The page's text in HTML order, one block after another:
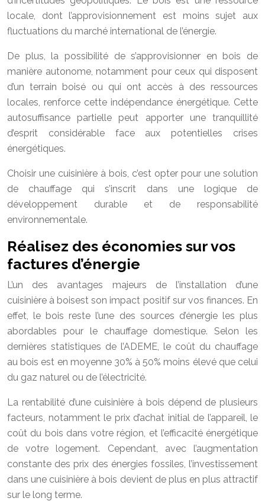
locale, dont l’approvisionnement est moins sujet aux
fluctuations du marché international de l’énergie.
De plus, la possibilité de s’approvisionner en bois de
manière autonome, notamment pour ceux qui disposent
d’un terrain boisé ou qui ont accès à des ressources
locales, renforce cette indépendance énergétique. Cette
autosuffisance partielle peut apporter une tranquillité
d’esprit considérable face aux potentielles crises
énergétiques.
Choisir une cuisinière à bois, c’est opter pour une solution
de chauffage qui s’inscrit dans une logique de
développement durable et de responsabilité
environnementale.
Réalisez des économies sur vos
factures d’énergie
L’un des avantages majeurs de l’installation d’une
cuisinière à boisest son impact positif sur vos finances. En
effet, le bois reste l’une des sources d’énergie les plus
abordables pour le chauffage domestique. Selon les
dernières statistiques de l’ADEME, le coût du chauffage
au bois est en moyenne 30% à 50% moins élevé que celui
du gaz naturel ou de l’électricité.
La rentabilité d’une cuisinière à bois dépend de plusieurs
facteurs, notamment le prix d’achat initial de l’appareil, le
coût du bois dans votre région, et l’efficacité énergétique
de votre logement. Cependant, avec l’augmentation
constante des prix des énergies fossiles, l’investissement
dans une cuisinière à bois devient de plus en plus attractif
sur le long terme.